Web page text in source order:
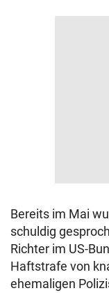
Bereits im Mai
schuldig
Richter im US-
Haftstrafe von
ehemaligen